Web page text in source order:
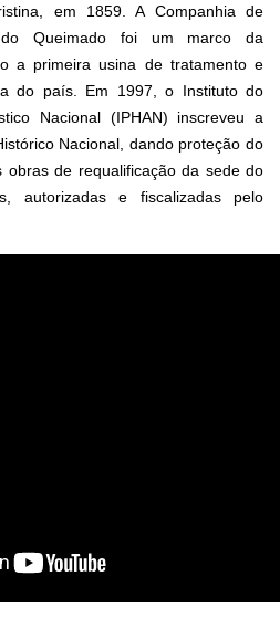
em 1859. A Companhia de
Queimado foi um marco da
a primeira usina de tratamento e
do país. Em 1997, o Instituto do
Nacional (IPHAN) inscreveu a
Nacional, dando proteção do
obras de requalificação da sede do
autorizadas e fiscalizadas pelo